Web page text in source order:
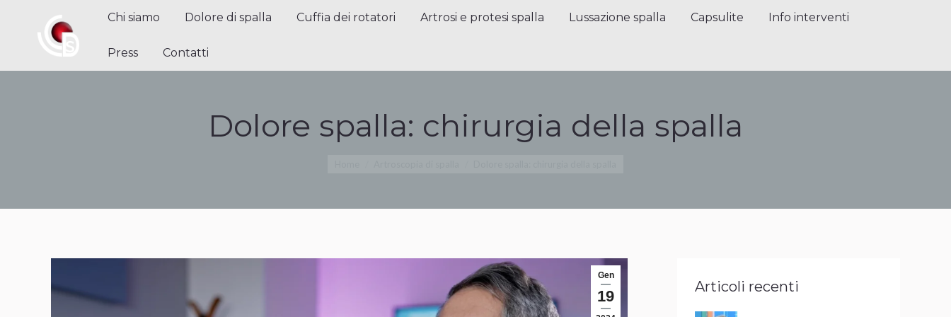
Chi siamo Dolore di spalla Cuffia dei rotatori Artrosi e protesi spalla Lussazione spalla Capsulite Info interventi
Press Contatti
Dolore spalla: chirurgia della spalla
Gen
19
Articoli recenti
Chi siamo Dolore di spalla Cuffia dei rotatori Artrosi e protesi spalla Lussazione spalla Capsulite Info interventi